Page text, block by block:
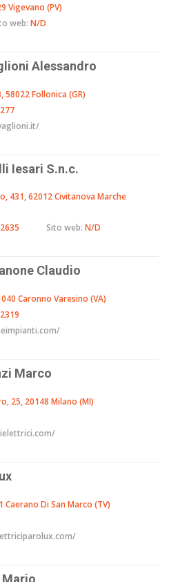
Vigevano (PV)
web: N/D
Alessandro
58022 Follonica (GR)
Iesari S.n.c.
431, 62012 Civitanova Marche
Sito web: N/D
Claudio
Caronno Varesino (VA)
Marco
25, 20148 Milano (MI)
Caerano Di San Marco (TV)